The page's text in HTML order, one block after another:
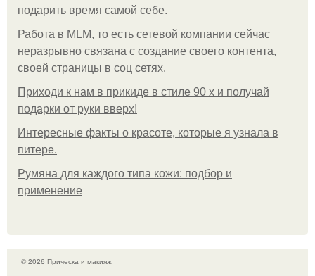
подарить время самой себе.
Работа в MLM, то есть сетевой компании сейчас
неразрывно связана с создание своего контента,
своей страницы в соц сетях.
Приходи к нам в прикиде в стиле 90 х и получай
подарки от руки вверх!
Интересные факты о красоте, которые я узнала в
питере.
Румяна для каждого типа кожи: подбор и
применение
© 2026 Прическа и макияж